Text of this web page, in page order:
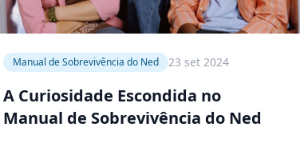
Manual de Sobrevivência do Ned 23 set 2024
A Curiosidade Escondida no
Manual de Sobrevivência do Ned